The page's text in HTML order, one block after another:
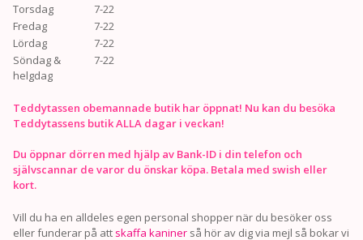
Torsdag
7-22
Fredag
7-22
Lördag
7-22
Söndag &
helgdag
7-22
Teddytassen obemannade butik har öppnat! Nu kan du besöka
Teddytassens butik ALLA dagar i veckan!
Du öppnar dörren med hjälp av Bank-ID i din telefon och
självscannar de varor du önskar köpa. Betala med swish eller
kort.
Vill du ha en alldeles egen personal shopper när du besöker oss
eller funderar på att skaffa kaniner så hör av dig via mejl så bokar vi